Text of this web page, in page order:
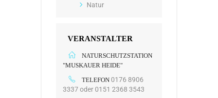
Natur
VERANSTALTER
NATURSCHUTZSTATION
"MUSKAUER HEIDE"
TELEFON 0176 8906
3337 oder 0151 2368 3543